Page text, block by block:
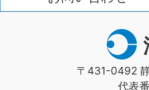
〒431-0492
代表